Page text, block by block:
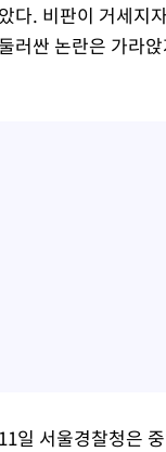
다. 비판이 거세지
러싼 논란은 가라
일 서울경찰청은